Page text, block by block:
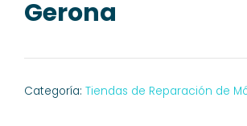
Gerona
Categoría: Tiendas de Reparación de